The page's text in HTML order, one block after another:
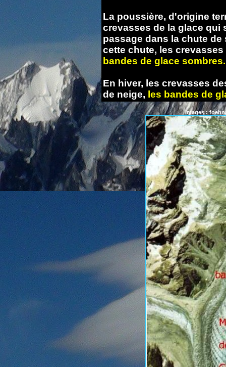
La poussière, d'origine
crevasses de la glace qui
passage dans la chute
cette chute, les
bandes de glace sombres.
En hiver, les crevasses
de neige, les bandes de
Images :